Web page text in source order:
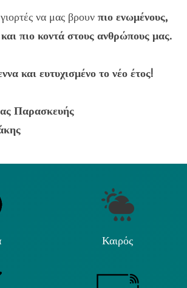
να μας βρουν πιο ενωμένους,
και πιο κοντά στους ανθρώπους μας.
και ευτυχισμένο το νέο έτος!
Παρασκευής
Καιρός